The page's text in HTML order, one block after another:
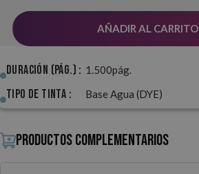
AÑADIR AL CARRITO
Duración (pág.) : 1.500pág.
Tipo de Tinta : Base Agua (DYE)
Productos complementarios